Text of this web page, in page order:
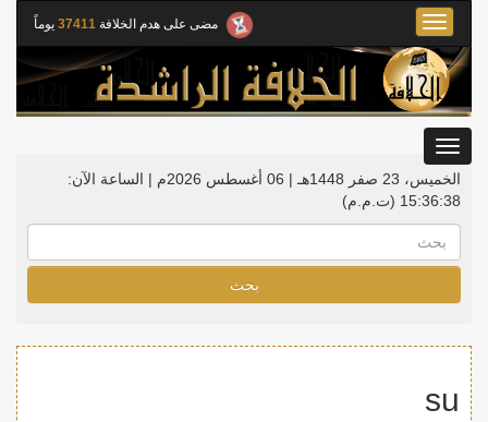
مضى على هدم الخلافة 37411 يوماً
Toggle
navigation
الخميس، 23 صفر 1448هـ | 06 أغسطس 2026م |
الساعة الآن:
15:36:38 (ت.م.م)
بحث
su